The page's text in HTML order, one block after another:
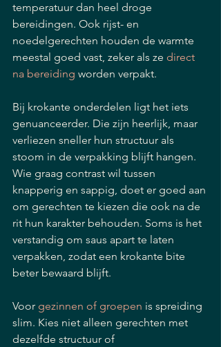
temperatuur dan heel droge
bereidingen. Ook rijst- en
noedelgerechten houden de warmte
meestal goed vast, zeker als ze direct
na bereiding worden verpakt.
Bij krokante onderdelen ligt het iets
genuanceerder. Die zijn heerlijk, maar
verliezen sneller hun structuur als
stoom in de verpakking blijft hangen.
Wie graag contrast wil tussen
knapperig en sappig, doet er goed aan
om gerechten te kiezen die ook na de
rit hun karakter behouden. Soms is het
verstandig om saus apart te laten
verpakken, zodat een krokante bite
beter bewaard blijft.
Voor gezinnen of groepen is spreiding
slim. Kies niet alleen gerechten met
dezelfde structuur of